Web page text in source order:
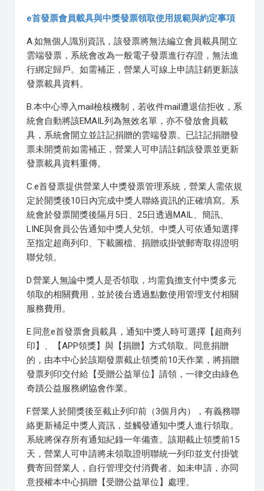
e首發票會員載具與中獎發票領取使用規範與約定事項
A.如無個人識別資訊，該發票將無法編立會員載具開立
雲端發票，系統會改為一般電子發票進行存證，無法進
行綁定歸戶。如需補正，營業人可線上申請註銷更新該
發票載具資料。
B.本中心導入mail檢核機制，若收件mail遭退信拒收，系
統會自動將該EMAIL列為無效名單，亦不發放會員載
具，系統會開立並註記捐贈的雲端發票。已註記捐贈發
票未開獎前如需補正，營業人可申請註銷該發票並更新
發票載具資料重傳。
C.e首發票提供營業人中獎發票管理系統，營業人需依規
定於開獎後10日內完成中獎人聯絡資訊的正確填寫。系
統會於發票開獎後隔月5日、25日透過MAIL、簡訊、
LINE與會員公告通知中獎人兌領。中獎人可依通知選擇
至指定超商列印、下載圖檔、捐贈或掛號郵寄取得證明
聯兌領。
D.營業人無論中獎人是否領取，均需負擔支付中獎多元
領取的相關費用，並於後台透過點數使用管理支付相關
服務費用。
E.同意e首發票會員載具，通知中獎人時可選擇【超商列
印】、【APP領獎】與【捐贈】方式領取。同意捐贈
的，由本中心於該期發票截止領獎前10天作業，將捐贈
發票列印交付給【受贈公益單位】請領，一律交由綠色
奇蹟公益服務網協會作業。
F.營業人於開獎後至截止列印前（3個月內），有義務聯
絡更新補足中獎人資訊，並觸發通知中獎人進行領取。
系統將保存所有通知紀錄一年備查。該期截止領獎前15
天，營業人可申請將未領取證明聯統一列印並支付掛號
費寄回營業人，自行管理交付消費者。如未申請，亦同
意授權本中心捐贈【受贈公益單位】處理。